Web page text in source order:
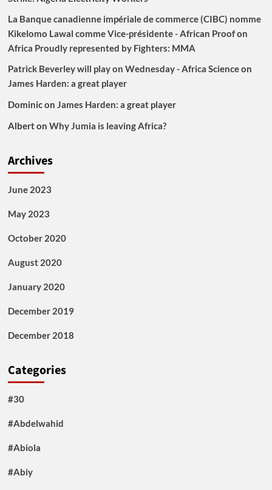
La Banque canadienne impériale de commerce (CIBC) nomme
Kikelomo Lawal comme Vice-présidente - African Proofon
Africa Proudly represented by Fighters: MMA
Patrick Beverley will play on Wednesday - Africa Scienceon
James Harden: a great player
Dominicon James Harden: a great player
Alberton Why Jumia is leaving Africa?
Archives
June 2023
May 2023
October 2020
August 2020
January 2020
December 2019
December 2018
Categories
#30
#Abdelwahid
#Abiola
#Abiy